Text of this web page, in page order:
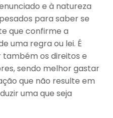
e à natureza
para saber se
que confirme a
uma regra ou lei. É
os direitos e
sendo melhor gastar
que não resulte em
uma que seja